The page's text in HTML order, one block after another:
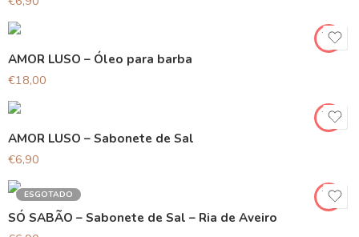
AMOR LUSO – Óleo para barba
€18,00
AMOR LUSO – Sabonete de Sal
€6,90
ESGOTADO
SÓ SABÃO – Sabonete de Sal – Ria de Aveiro